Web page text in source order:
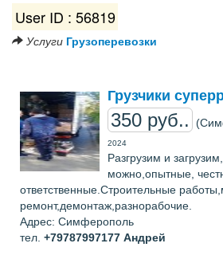
User ID : 56819
Услуги Грузоперевозки
Грузчики
350 руб..
2024
Разгрузим и
можно,опытные,
ответственные.Строительные
ремонт,демонтаж,разнорабочие.
Адрес: Симферополь
тел. +79787997177 Андрей